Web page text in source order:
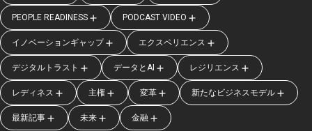
PEOPLE READINESS PODCAST VIDEO
イノベーションギャップ エクスペリエンス
デジタルトラスト データとAI レジリエンス
レディネス 主権 変革 新たなビジネスモデル
最新記事 未来 金融